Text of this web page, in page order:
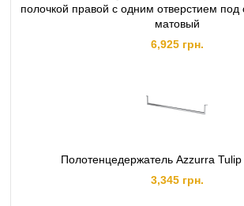
полочкой правой с одним отверстием
матовый
6,925 грн.
Полотенцедержатель Azzurra
3,345 грн.